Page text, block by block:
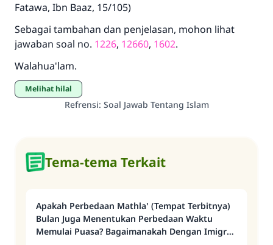
Fatawa, Ibn Baaz, 15/105)
Sebagai tambahan dan penjelasan, mohon lihat
jawaban soal no. 1226, 12660, 1602.
Walahua'lam.
Melihat hilal
Refrensi: Soal Jawab Tentang Islam
Tema-tema Terkait
Apakah Perbedaan Mathla' (Tempat Terbitnya)
Bulan Juga Menentukan Perbedaan Waktu
Memulai Puasa? Bagaimanakah Dengan Imigran